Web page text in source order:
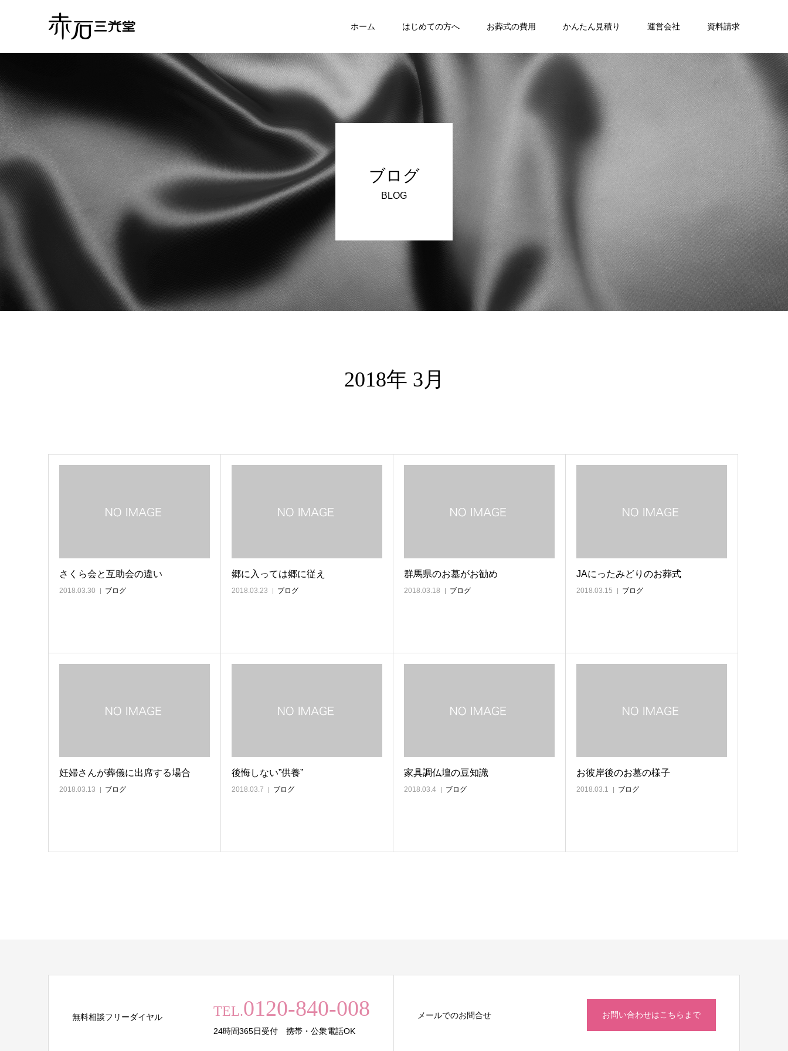
ホーム はじめての方へ お葬式の費用 かんたん見積り 運営会社 資料請求
ブログ
BLOG
2018年 3月
さくら会と互助会の違い
2018.03.30 ブログ
郷に入っては郷に従え
2018.03.23 ブログ
群馬県のお墓がお勧め
2018.03.18 ブログ
JAにったみどりのお葬式
2018.03.15 ブログ
妊婦さんが葬儀に出席する場合
2018.03.13 ブログ
後悔しない”供養”
2018.03.7 ブログ
家具調仏壇の豆知識
2018.03.4 ブログ
お彼岸後のお墓の様子
2018.03.1 ブログ
無料相談フリーダイヤル TEL.0120-840-008
24時間365日受付 携帯・公衆電話OK
メールでのお問合せ お問い合わせはこちらまで